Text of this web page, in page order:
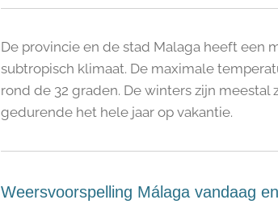
De provincie en de stad Malaga heeft een
subtropisch klimaat. De maximale
rond de 32 graden. De winters zijn meestal
gedurende het hele jaar op vakantie.
Weersvoorspelling Málaga vandaag